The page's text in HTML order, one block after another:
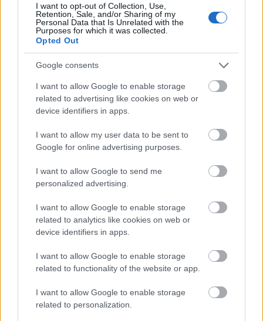
I want to opt-out of Collection, Use,
Retention, Sale, and/or Sharing of my
Personal Data that Is Unrelated with the
Purposes for which it was collected.
Opted Out
Google consents
I want to allow Google to enable storage
related to advertising like cookies on web or
device identifiers in apps.
I want to allow my user data to be sent to
Google for online advertising purposes.
I want to allow Google to send me
personalized advertising.
I want to allow Google to enable storage
related to analytics like cookies on web or
device identifiers in apps.
I want to allow Google to enable storage
related to functionality of the website or app.
I want to allow Google to enable storage
related to personalization.
Katalin hercegné megjelenését a gondosan megválogatott
kiegészítők tették igazán előkelővé
Profimedia
A káprázatos ékszerszett II. Erzsébet hivatalos
munkája. A tanzanit-gyémánt nyaklánc és fülbevaló
az összeállításhoz tökéletesen passzol, és bár nem